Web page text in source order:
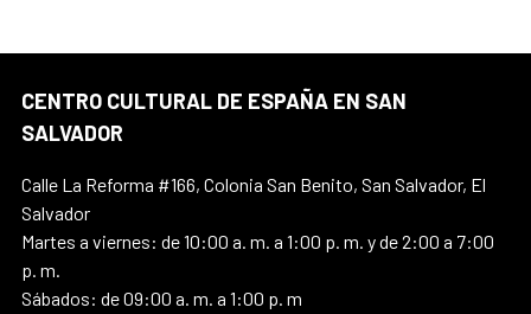
CENTRO CULTURAL DE ESPAÑA EN SAN
SALVADOR
Calle La Reforma #166, Colonia San Benito, San Salvador, El
Salvador
Martes a viernes: de 10:00 a. m. a 1:00 p. m. y de 2:00 a 7:00
p. m.
Sábados: de 09:00 a. m. a 1:00 p. m